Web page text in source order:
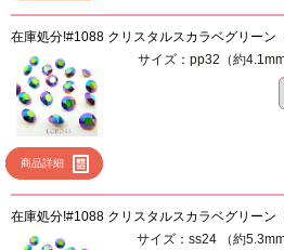
在庫処分!#1088 クリスタルスカラベグリー
商品詳細
サイズ：pp32（約
在庫処分!#1088 クリスタルスカラベグリー
サイズ：ss24 （約